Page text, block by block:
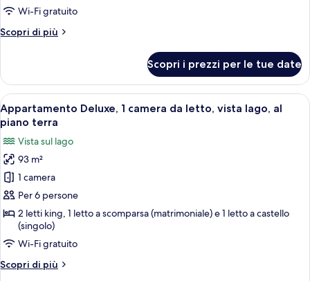
camere
da
letto,
lago
Wi-Fi gratuito
Scopri di più
Altri
Deluxe,
camere
da
letto,
vista
lago
Scopri i prezzi per le tue date
Apri
tutte
le
foto
per
Appartamento
Deluxe,
1
camera
da
letto,
Un soggiorno con camino,
16
Appartamento Deluxe, 1 camera da letto, vista lago, al
piano terra
Vista sul lago
93 m²
1 camera
Per 6 persone
2 letti king, 1 letto a scomparsa (matrimoniale) e 1 letto a castello
(singolo)
Wi-Fi gratuito
Scopri di più
Altri